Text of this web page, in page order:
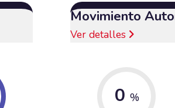
Movimiento
Ver detalles
0 %